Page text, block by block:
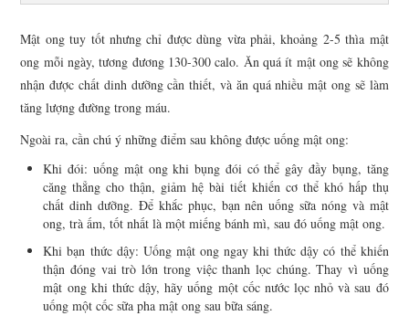
Mật ong tuy tốt nhưng chỉ được dùng vừa phải, khoảng 2-5 thìa mật
ong mỗi ngày, tương đương 130-300 calo. Ăn quá ít mật ong sẽ không
nhận được chất dinh dưỡng cần thiết, và ăn quá nhiều mật ong sẽ làm
tăng lượng đường trong máu.
Ngoài ra, cần chú ý những điểm sau không được uống mật ong:
Khi đói: uống mật ong khi bụng đói có thể gây đầy bụng, tăng
căng thẳng cho thận, giảm hệ bài tiết khiến cơ thể khó hấp thụ
chất dinh dưỡng. Để khắc phục, bạn nên uống sữa nóng và mật
ong, trà ấm, tốt nhất là một miếng bánh mì, sau đó uống mật ong.
Khi bạn thức dậy: Uống mật ong ngay khi thức dậy có thể khiến
thận đóng vai trò lớn trong việc thanh lọc chúng. Thay vì uống
mật ong khi thức dậy, hãy uống một cốc nước lọc nhỏ và sau đó
uống một cốc sữa pha mật ong sau bữa sáng.